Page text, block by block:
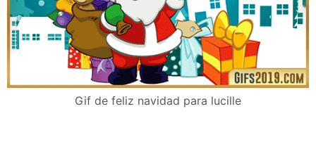
Gif de feliz navidad para lucille